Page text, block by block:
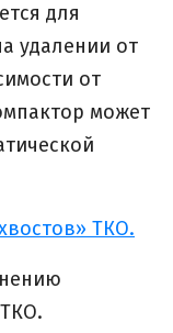
для
удалении от
от
может
ТКО.